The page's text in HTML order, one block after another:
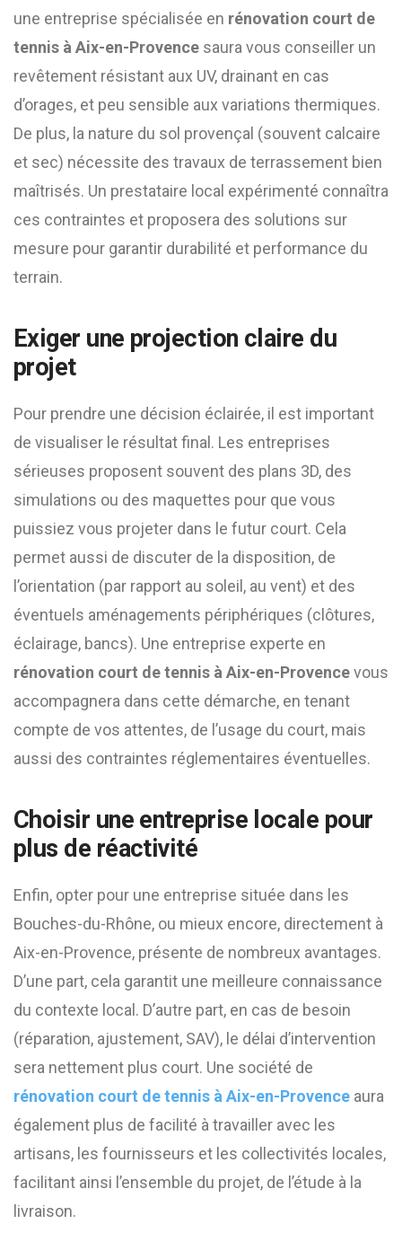
une entreprise spécialisée en rénovation court de
tennis à Aix-en-Provence saura vous conseiller un
revêtement résistant aux UV, drainant en cas
d’orages, et peu sensible aux variations thermiques.
De plus, la nature du sol provençal (souvent calcaire
et sec) nécessite des travaux de terrassement bien
maîtrisés. Un prestataire local expérimenté connaîtra
ces contraintes et proposera des solutions sur
mesure pour garantir durabilité et performance du
terrain.
Exiger une projection claire du
projet
Pour prendre une décision éclairée, il est important
de visualiser le résultat final. Les entreprises
sérieuses proposent souvent des plans 3D, des
simulations ou des maquettes pour que vous
puissiez vous projeter dans le futur court. Cela
permet aussi de discuter de la disposition, de
l’orientation (par rapport au soleil, au vent) et des
éventuels aménagements périphériques (clôtures,
éclairage, bancs). Une entreprise experte en
rénovation court de tennis à Aix-en-Provencevous
accompagnera dans cette démarche, en tenant
compte de vos attentes, de l’usage du court, mais
aussi des contraintes réglementaires éventuelles.
Choisir une entreprise locale pour
plus de réactivité
Enfin, opter pour une entreprise située dans les
Bouches-du-Rhône, ou mieux encore, directement à
Aix-en-Provence, présente de nombreux avantages.
D’une part, cela garantit une meilleure connaissance
du contexte local. D’autre part, en cas de besoin
(réparation, ajustement, SAV), le délai d’intervention
sera nettement plus court. Une société de
rénovation court de tennis à Aix-en-Provence aura
également plus de facilité à travailler avec les
artisans, les fournisseurs et les collectivités locales,
facilitant ainsi l’ensemble du projet, de l’étude à la
livraison.